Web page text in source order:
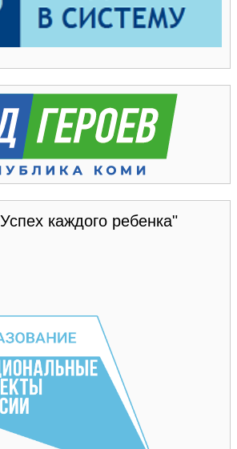
каждого ребенка"